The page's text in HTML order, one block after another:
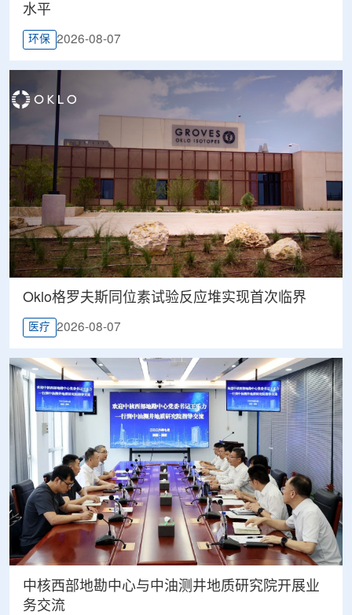
水平
环保 2026-08-07
Oklo格罗夫斯同位素试验反应堆实现首次临界
医疗 2026-08-07
中核西部地勘中心与中油测井地质研究院开展业
务交流